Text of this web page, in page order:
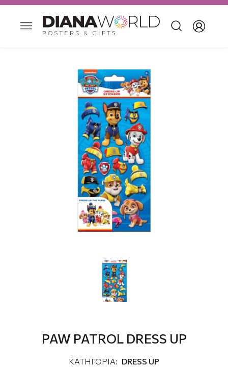
PAW PATROL DRESS UP
ΚΑΤΗΓΟΡΙΑ: DRESS UP